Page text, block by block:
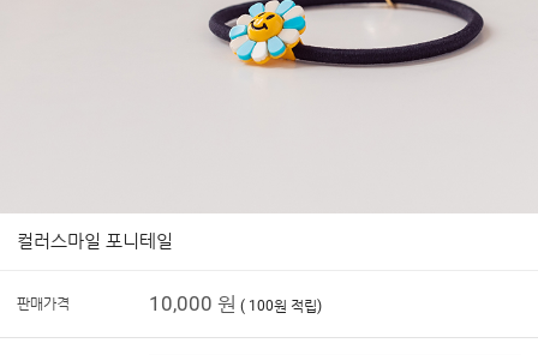
컬러스마일 포니테일
판매가격 10,000 원 ( 100원 적립)